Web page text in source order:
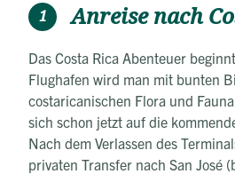
1 Anreise nach
Das Costa Rica Abenteuer
Flughafen wird man mit bunten
costaricanischen Flora und
sich schon jetzt auf die
Nach dem Verlassen des
privaten Transfer nach San José